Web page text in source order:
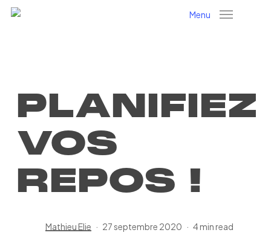
Skip
Menu
PLANIFIEZ
VOS
REPOS !
Mathieu Elie 27 septembre 2020 4 min read